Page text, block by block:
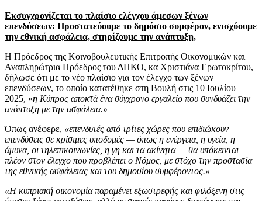
Εκσυγχρονίζεται το πλαίσιο ελέγχου άμεσων ξένων
επενδύσεων: Προστατεύουμε το δημόσιο συμφέρον, ενισχύουμε
την εθνική ασφάλεια, στηρίζουμε την ανάπτυξη,
Η Πρόεδρος της Κοινοβουλευτικής Επιτροπής Οικονομικών και
Αναπληρώτρια Πρόεδρος του ΔΗΚΟ, κα Χριστιάνα Ερωτοκρίτου,
δήλωσε ότι με το νέο πλαίσιο για τον έλεγχο των ξένων
επενδύσεων, το οποίο κατατέθηκε στη Βουλή στις 10 Ιουλίου
2025, «η Κύπρος αποκτά ένα σύγχρονο εργαλείο που συνδυάζει την
ανάπτυξη με την ασφάλεια.»
Όπως ανέφερε, «επενδυτές από τρίτες χώρες που επιδιώκουν
επενδύσεις σε κρίσιμες υποδομές — όπως η ενέργεια, η υγεία, η
άμυνα, οι τηλεπικοινωνίες, η γη και τα ακίνητα — θα υπόκεινται
πλέον στον έλεγχο που προβλέπει ο Νόμος, με στόχο την προστασία
της εθνικής ασφάλειας και του δημοσίου συμφέροντος.»
«Η κυπριακή οικονομία παραμένει εξωστρεφής και φιλόξενη στις